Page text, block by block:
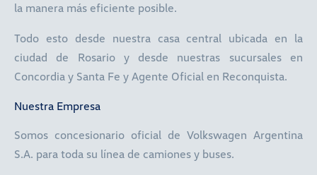
la manera más eficiente posible.
Todo esto desde nuestra casa central ubicada en la
ciudad de Rosario y desde nuestras sucursales en
Concordia y Santa Fe y Agente Oficial en Reconquista.
Nuestra Empresa
Somos concesionario oficial de Volkswagen Argentina
S.A. para toda su línea de camiones y buses.